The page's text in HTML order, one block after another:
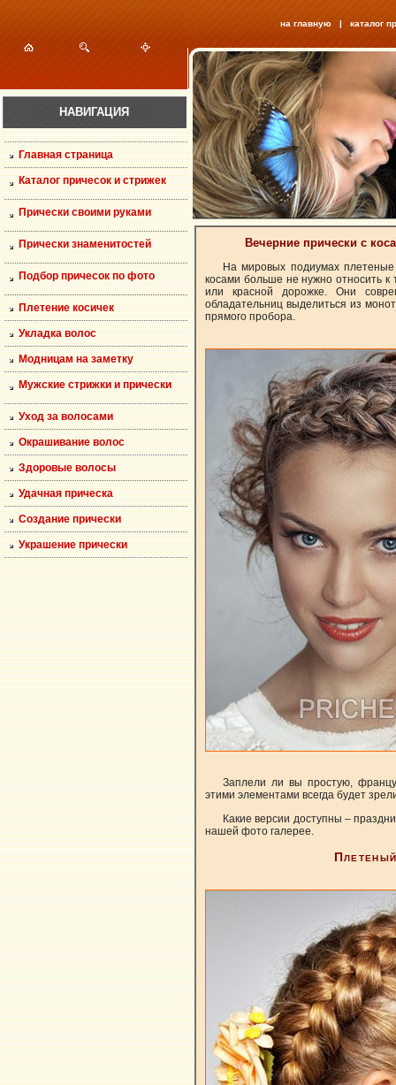
НАВИГАЦИЯ
Главная страница
Каталог причесок и стрижек
Прически своими руками
Прически знаменитостей
Подбор причесок по фото
Плетение косичек
Укладка волос
Модницам на заметку
Мужские стрижки и прически
Уход за волосами
Окрашивание волос
Здоровые волосы
Удачная прическа
Создание прически
Украшение прически
на главную | каталог
Вечерние прически с
На мировых подиумах
косами больше не нужно относить
или красной дорожке. Они
обладательниц выделиться из
прямого пробора.
Заплели ли вы простую,
этими элементами всегда будет
Какие версии доступны –
нашей фото галерее.